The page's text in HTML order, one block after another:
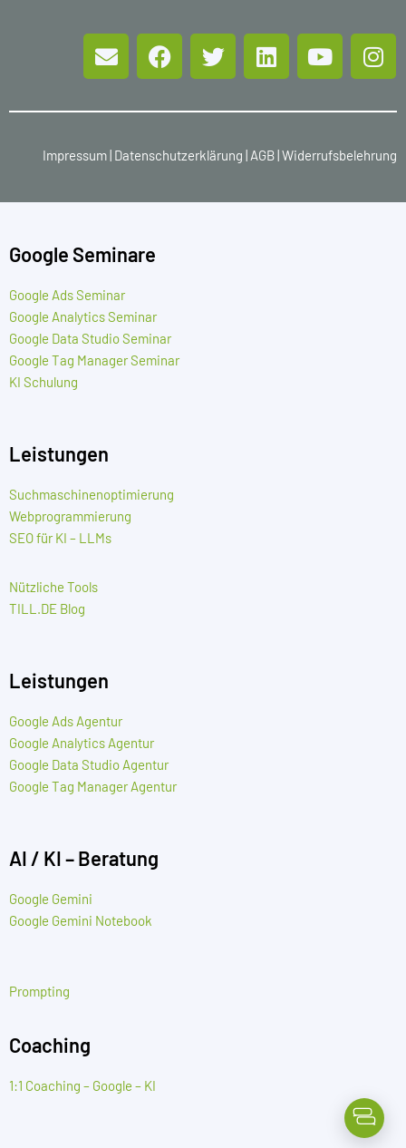
Impressum Datenschutzerklärung AGB Widerrufsbelehrung
Google Seminare
Google Ads Seminar
Google Analytics Seminar
Google Data Studio Seminar
Google Tag Manager Seminar
KI Schulung
Leistungen
Suchmaschinenoptimierung
Webprogrammierung
SEO für KI – LLMs
Nützliche Tools
TILL.DE Blog
Leistungen
Google Ads Agentur
Google Analytics Agentur
Google Data Studio Agentur
Google Tag Manager Agentur
AI / KI – Beratung
Google Gemini
Google Gemini Notebook
Prompting
Coaching
1:1 Coaching – Google – KI